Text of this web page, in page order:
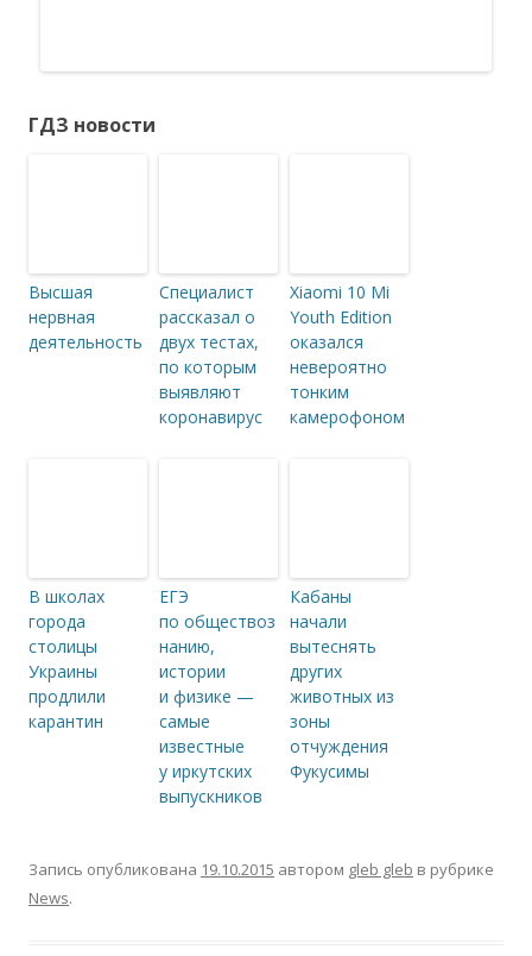
ГДЗ новости
Высшая
нервная
деятельность
Специалист
рассказал о
двух тестах,
по которым
выявляют
коронавирус
Xiaomi 10 Mi
Youth Edition
оказался
невероятно
тонким
камерофоном
В школах
города
столицы
Украины
продлили
карантин
ЕГЭ
по обществоз
нанию,
истории
и физике —
самые
известные
у иркутских
выпускников
Кабаны
начали
вытеснять
других
животных из
зоны
отчуждения
Фукусимы
Запись опубликована 19.10.2015 автором gleb gleb в рубрике
News.